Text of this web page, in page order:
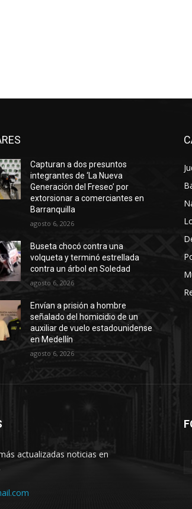
Capturan a dos presuntos
integrantes de ‘La Nueva
Generación del Freseo’ por
extorsionar a comerciantes en
Barranquilla
agosto 6, 2026
Buseta chocó contra una
volqueta y terminó estrellada
contra un árbol en Soledad
agosto 6, 2026
Envían a prisión a hombre
señalado del homicidio de un
auxiliar de vuelo estadounidense
en Medellín
agosto 6, 2026
actualizadas noticias en